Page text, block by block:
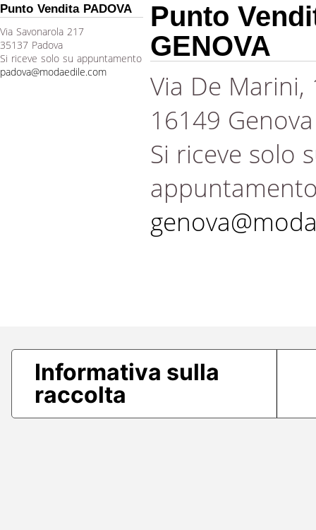
Punto Vendita PADOVA
Via Savonarola 217
35137 Padova
Si riceve solo su appuntamento
padova@modaedile.com
Punto
GENOVA
Via De Marini,
16149 Genova
Si riceve solo
Informativa sulla
raccolta